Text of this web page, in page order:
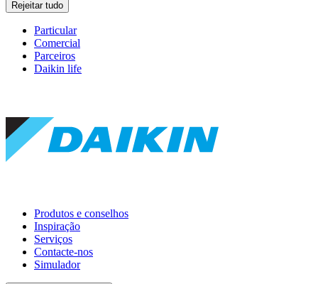
Rejeitar tudo
Particular
Comercial
Parceiros
Daikin life
Produtos e conselhos
Inspiração
Serviços
Contacte-nos
Simulador